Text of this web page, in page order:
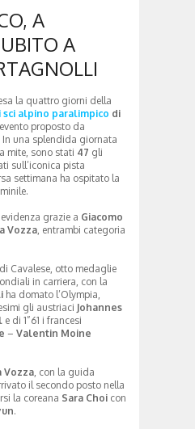
A
A
la quattro giorni della
alpino paralimpico di
, evento proposto da
In una splendida giornata
mite, sono stati 47 gli
sull’iconica pista
settimana ha ospitato la
grazie a Giacomo
Vozza , entrambi categoria
di Cavalese, otto medaglie
in carriera, con la
ha domato l’Olympia,
gli austriaci Johannes
e di 1”61 i francesi
– Valentin Moine
Vozza , con la guida
il secondo posto nella
la coreana Sara Choi con
.